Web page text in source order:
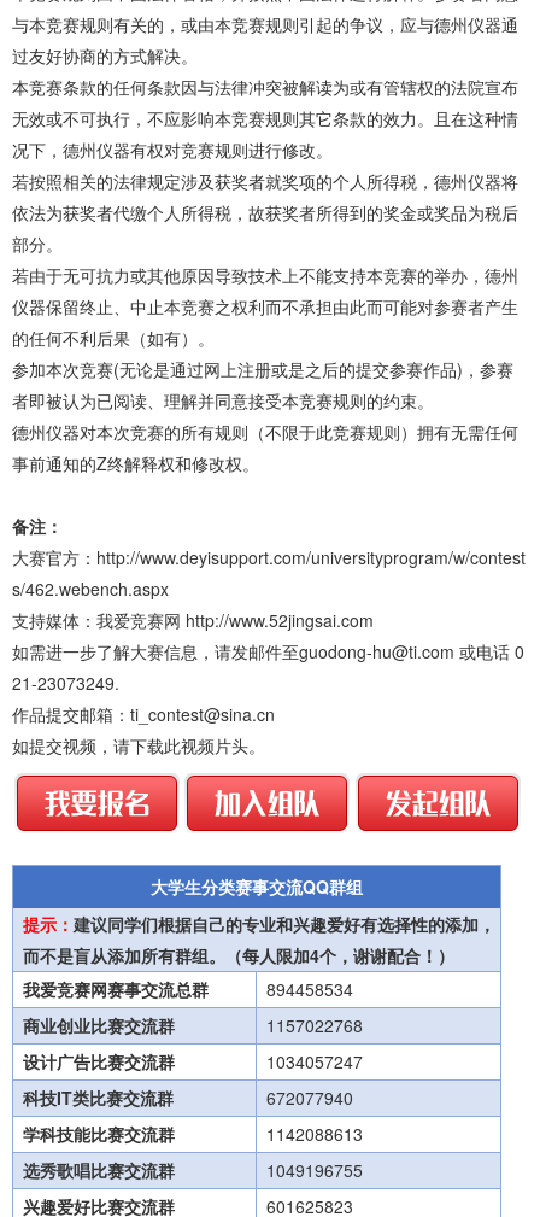
与本竞赛规则有关的，或由本竞赛规则引起的争议，应与德州仪器通
过友好协商的方式解决。
本竞赛条款的任何条款因与法律冲突被解读为或有管辖权的法院宣布
无效或不可执行，不应影响本竞赛规则其它条款的效力。且在这种情
况下，德州仪器有权对竞赛规则进行修改。
若按照相关的法律规定涉及获奖者就奖项的个人所得税，德州仪器将
依法为获奖者代缴个人所得税，故获奖者所得到的奖金或奖品为税后
部分。
若由于无可抗力或其他原因导致技术上不能支持本竞赛的举办，德州
仪器保留终止、中止本竞赛之权利而不承担由此而可能对参赛者产生
的任何不利后果（如有）。
参加本次竞赛(无论是通过网上注册或是之后的提交参赛作品)，参赛
者即被认为已阅读、理解并同意接受本竞赛规则的约束。
德州仪器对本次竞赛的所有规则（不限于此竞赛规则）拥有无需任何
事前通知的Z终解释权和修改权。
备注：
大赛官方：http://www.deyisupport.com/universityprogram/w/contest
s/462.webench.aspx
支持媒体：我爱竞赛网 http://www.52jingsai.com
如需进一步了解大赛信息，请发邮件至guodong-hu@ti.com 或电话 0
21-23073249.
作品提交邮箱：ti_contest@sina.cn
如提交视频，请下载此视频片头。
大学生分类赛事交流QQ群组
提示： 建议同学们根据自己的专业和兴趣爱好有选择性的添加，
而不是盲从添加所有群组。（每人限加4个，谢谢配合！）
我爱竞赛网赛事交流总群
894458534
商业创业比赛交流群
1157022768
设计广告比赛交流群
1034057247
科技IT类比赛交流群
672077940
学科技能比赛交流群
1142088613
选秀歌唱比赛交流群
1049196755
兴趣爱好比赛交流群
601625823